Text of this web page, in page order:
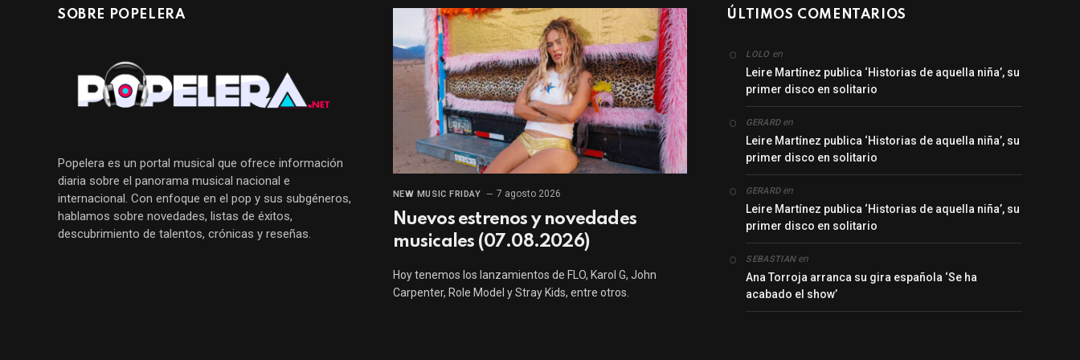
SOBRE POPELERA
Popelera es un portal musical que ofrece información
diaria sobre el panorama musical nacional e
internacional. Con enfoque en el pop y sus subgéneros,
hablamos sobre novedades, listas de éxitos,
descubrimiento de talentos, crónicas y reseñas.
NEW MUSIC FRIDAY 7 agosto 2026
Nuevos estrenos y novedades
musicales (07.08.2026)
Hoy tenemos los lanzamientos de FLO, Karol G, John
Carpenter, Role Model y Stray Kids, entre otros.
ÚLTIMOS COMENTARIOS
LOLO en
Leire Martínez publica ‘Historias de aquella niña’, su
primer disco en solitario
GERARDen
Leire Martínez publica ‘Historias de aquella niña’, su
primer disco en solitario
GERARDen
Leire Martínez publica ‘Historias de aquella niña’, su
primer disco en solitario
SEBASTIANen
Ana Torroja arranca su gira española ‘Se ha
acabado el show’